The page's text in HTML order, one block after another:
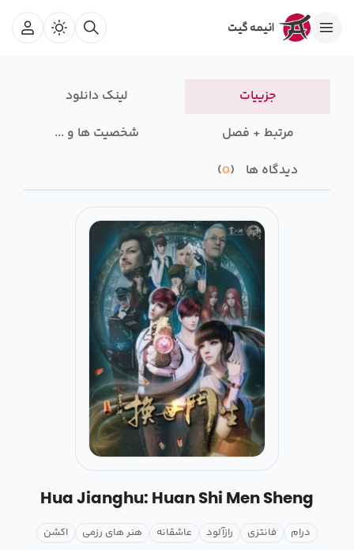
جزییات
لینک دانلود
مرتبط + فصل
شخصیت ها و ...
دیدگاه ها
0
Hua Jianghu: Huan Shi Men Sheng
درام فانتزی رازآلود عاشقانه هنر های رزمی اکشن